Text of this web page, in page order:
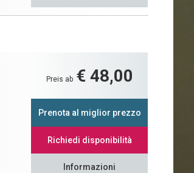
Preis ab € 48,00
Prenota al miglior prezzo
Richiedi disponibilità
Informazioni